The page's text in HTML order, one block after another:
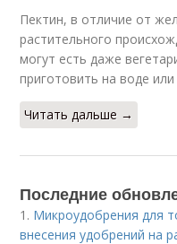
Пектин, в отличие от
растительного
могут есть даже
приготовить на воде или
Читать дальше →
Последние
1. Микроудобрения для
внесения удобрений на